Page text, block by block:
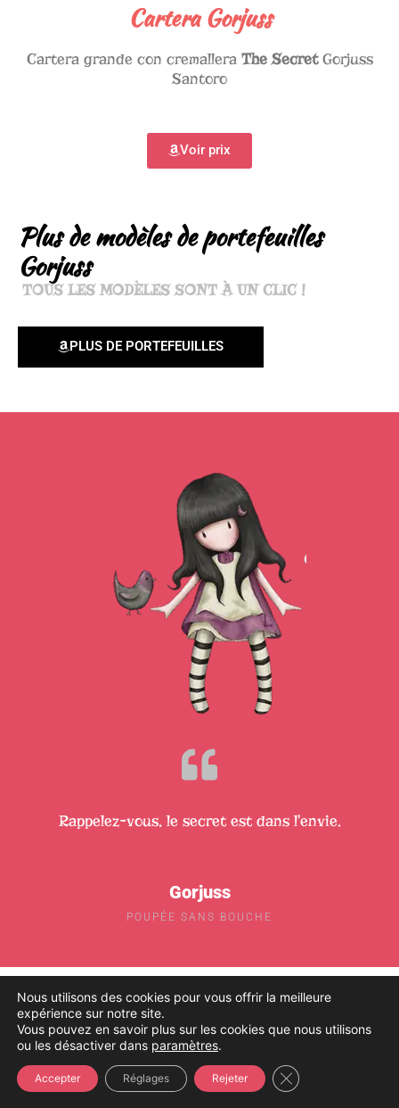
Cartera Gorjuss
Cartera grande con cremallera The SecretGorjuss
Santoro
Voir prix
Plus de modèles de portefeuilles
Gorjuss
TOUS LES MODÈLES SONT À UN CLIC !
PLUS DE PORTEFEUILLES
Rappelez-vous, le secret est dans l'envie.
Gorjuss
POUPÉE SANS BOUCHE
TASSES
SANTORO
Nous utilisons des cookies pour vous offrir la meilleure
expérience sur notre site.
Vous pouvez en savoir plus sur les cookies que nous utilisons
ou les désactiver dans paramètres.
Accepter Rejeter
Réglages Fermer la bannière